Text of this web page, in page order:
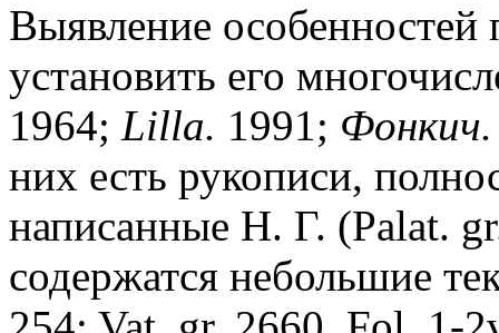
Выявление особенностей
установить его
1964; Lilla. 1991; Фонкич.
них есть рукописи,
написанные Н. Г. (Palat.
содержатся небольшие